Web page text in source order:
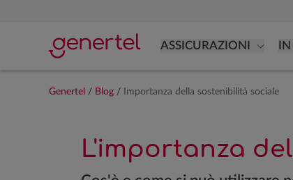
ASSICURAZIONI
Genertel / Blog / Importanza della sostenibilità sociale
L'importanza